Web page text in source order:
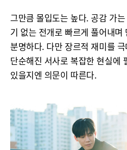
그만큼 몰입도는 높다. 공감 가
기 없는 전개로 빠르게 풀어내
분명하다. 다만 장르적 재미를
단순해진 서사로 복잡한 현실에
있을지엔 의문이 따른다.